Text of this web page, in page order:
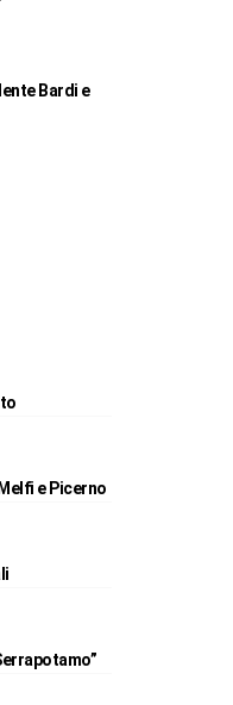
Bardi e
e Picerno